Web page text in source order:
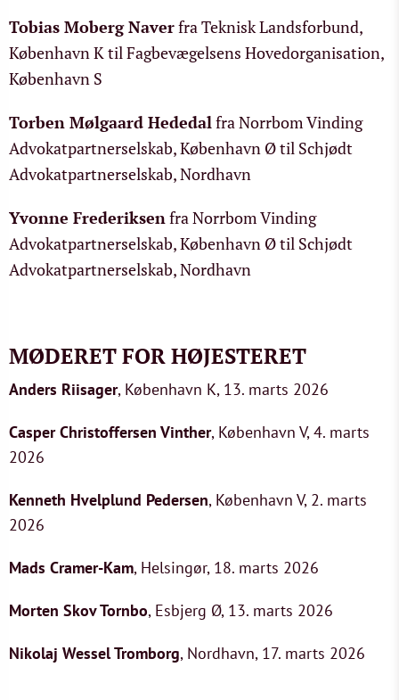
Tobias Moberg Naverfra Teknisk Landsforbund,
København K til Fagbevægelsens Hovedorganisation,
København S
Torben Mølgaard Hededalfra Norrbom Vinding
Advokatpartnerselskab, København Ø til Schjødt
Advokatpartnerselskab, Nordhavn
Yvonne Frederiksenfra Norrbom Vinding
Advokatpartnerselskab, København Ø til Schjødt
Advokatpartnerselskab, Nordhavn
MØDERET FOR HØJESTERET
Anders Riisager, København K, 13. marts 2026
Casper Christoffersen Vinther, København V, 4. marts
2026
Kenneth Hvelplund Pedersen, København V, 2. marts
2026
Mads Cramer-Kam, Helsingør, 18. marts 2026
Morten Skov Tornbo, Esbjerg Ø, 13. marts 2026
Nikolaj Wessel Tromborg, Nordhavn, 17. marts 2026